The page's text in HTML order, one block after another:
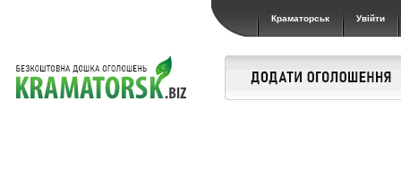
Краматорськ Увійти